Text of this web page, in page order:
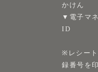
かけん
▼電子マ
ID
※レシー
録番号を